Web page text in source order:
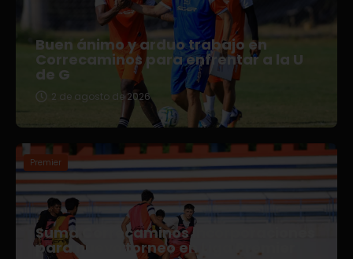
Buen ánimo y arduo trabajo en
Correcaminos para enfrentar a la U
de G
2 de agosto de 2026
Premier
Suma Correcaminos incorporaciones
para nuevo torneo en Liga Premier